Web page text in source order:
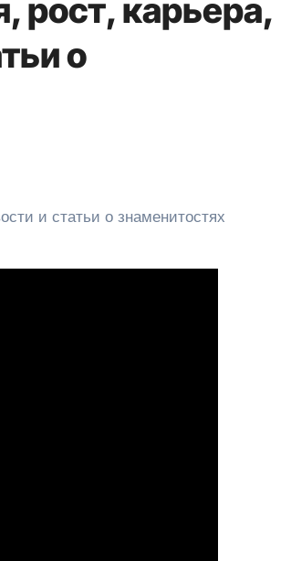
рост, карьера,
о